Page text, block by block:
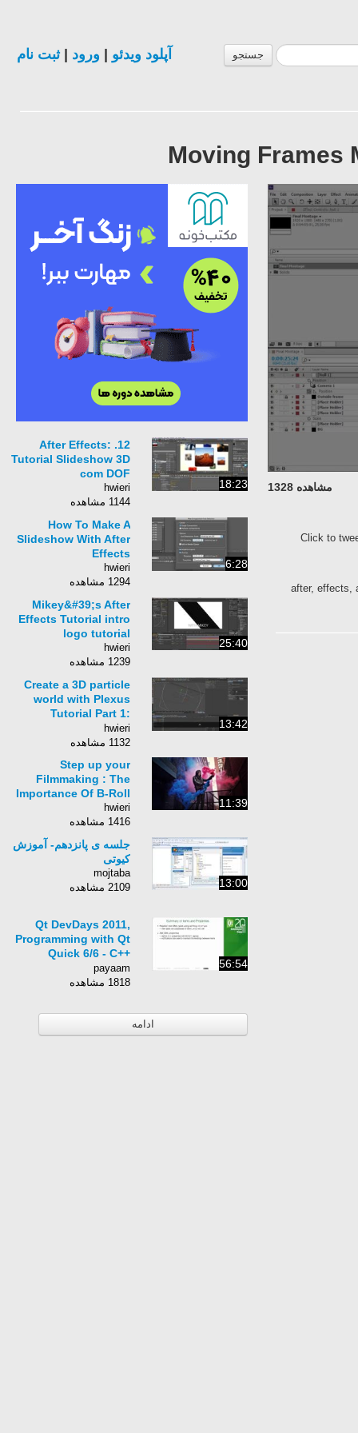
جستجو آپلود ویدئو ورود |ثبت نام
Moving Frames
مشاهده 1328
Click to
after, effects,
18:23
12. After Effects:
Tutorial Slideshow 3D
com DOF
hwieri
1144 مشاهده
6:28
How To Make A
Slideshow With After
Effects
hwieri
1294 مشاهده
25:40
Mikey&#39;s After
Effects Tutorial intro
logo tutorial
hwieri
1239 مشاهده
13:42
Create a 3D particle
world with Plexus
Tutorial Part 1:
Cinema 4D
hwieri
1132 مشاهده
11:39
Step up your
Filmmaking : The
Importance Of B-Roll
hwieri
1416 مشاهده
13:00
جلسه ی پانزدهم- آموزش
کیوتی
mojtaba
2109 مشاهده
56:54
Qt DevDays 2011,
Programming with Qt
Quick 6/6 - C++
Integration: Justin
Noel
payaam
1818 مشاهده
ادامه